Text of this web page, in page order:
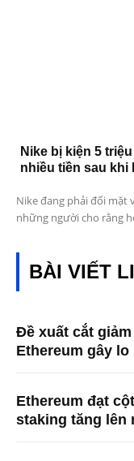
Nike bị kiện 5
nhiều tiền sau khi
Nike đang phải đối mặt
những người cho rằng
BÀI VIẾT
Đề xuất cắt
Ethereum gây
Ethereum đạt
staking tăng lên